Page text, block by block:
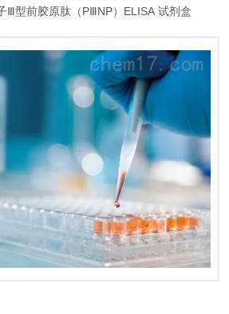
Ⅲ型前胶原肽（PⅢNP）ELISA 试剂盒